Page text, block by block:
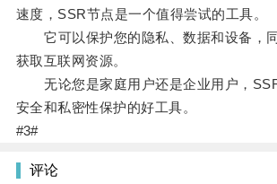
速度，SSR节点是一个值得尝试的工具。
它可以保护您的隐私、数据和设备，
获取互联网资源。
无论您是家庭用户还是企业用户，
安全和私密性保护的好工具。
#3#
评论